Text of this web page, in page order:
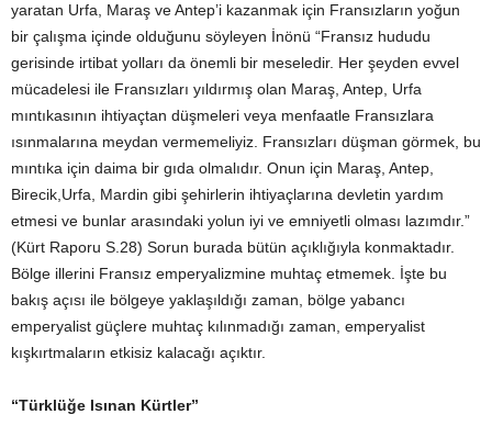
yaratan Urfa, Maraş ve Antep’i kazanmak için Fransızların yoğun
bir çalışma içinde olduğunu söyleyen İnönü “Fransız hududu
gerisinde irtibat yolları da önemli bir meseledir. Her şeyden evvel
mücadelesi ile Fransızları yıldırmış olan Maraş, Antep, Urfa
mıntıkasının ihtiyaçtan düşmeleri veya menfaatle Fransızlara
ısınmalarına meydan vermemeliyiz. Fransızları düşman görmek, bu
mıntıka için daima bir gıda olmalıdır. Onun için Maraş, Antep,
Birecik,Urfa, Mardin gibi şehirlerin ihtiyaçlarına devletin yardım
etmesi ve bunlar arasındaki yolun iyi ve emniyetli olması lazımdır.”
(Kürt Raporu S.28) Sorun burada bütün açıklığıyla konmaktadır.
Bölge illerini Fransız emperyalizmine muhtaç etmemek. İşte bu
bakış açısı ile bölgeye yaklaşıldığı zaman, bölge yabancı
emperyalist güçlere muhtaç kılınmadığı zaman, emperyalist
kışkırtmaların etkisiz kalacağı açıktır.
“Türklüğe Isınan Kürtler”